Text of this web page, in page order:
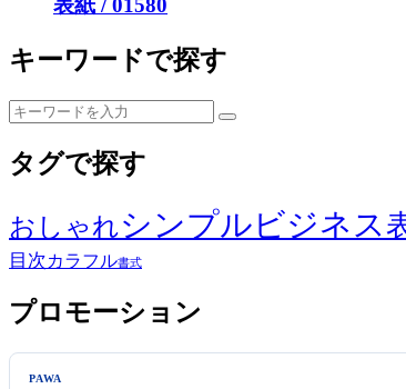
表紙 / 01580
キーワードで探す
タグで探す
おしゃれシンプルビジネス
目次カラフル書式
プロモーション
PAWA